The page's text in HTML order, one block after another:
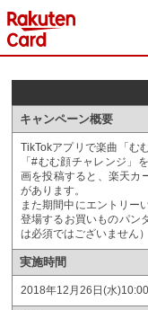
キャンペーン概要
TikTokアプリで楽曲「む
「#むむ顔チャレンジ」
画を投稿すると、楽天カ
があります。
また期間中にエントリー
登場するお買いものパン
は必須ではございません）
実施時間
2018年12月26日(水